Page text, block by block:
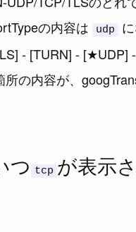
の内容は
udp
- [TURN] - [★UDP]
の内容が、
つ tcp が表示